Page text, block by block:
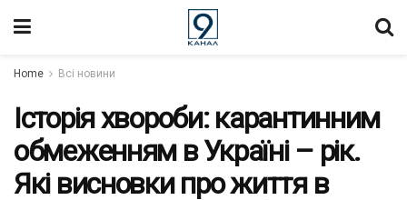
Home Всі новини
Історія хвороби: карантинним
обмеженням в Україні – рік.
Які висновки про життя в